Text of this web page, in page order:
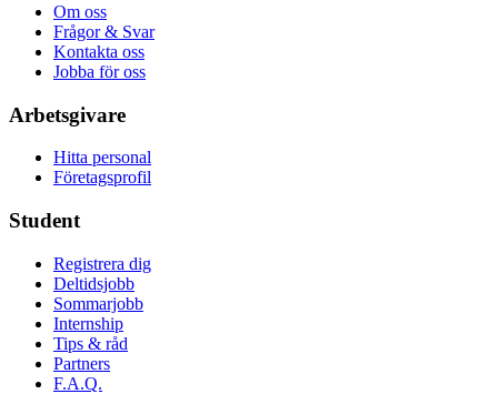
Om oss
Frågor & Svar
Kontakta oss
Jobba för oss
Arbetsgivare
Hitta personal
Företagsprofil
Student
Registrera dig
Deltidsjobb
Sommarjobb
Internship
Tips & råd
Partners
F.A.Q.